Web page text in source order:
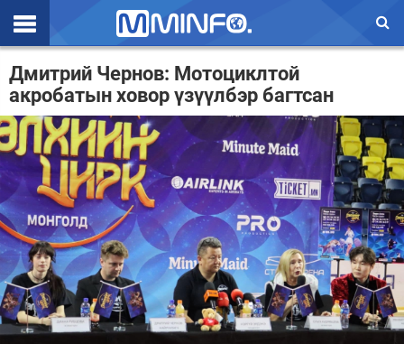
Эхлэл
Цаг агаар
Валют ханш
Улс төр
Эдийн засаг
Үзэл бодол
Спорт
Нийгэм
Дмитрий Чернов: Мотоциклтой
акробатын ховор үзүүлбэр багтсан